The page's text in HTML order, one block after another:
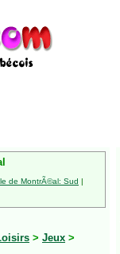
de MontrÃ©al: Sud |
> Jeux >